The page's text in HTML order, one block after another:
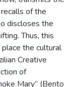
of the
discloses the
Thus, this
the cultural
Creative
of
Mary” (Bento